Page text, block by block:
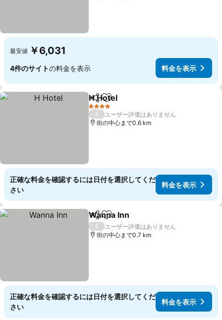
最安値 ￥6,031
4件のサイトの料金を表示 料金を表示
シェアお気に入りに追加
H Hotel
4 ホテルのランク
/
ユーザー評価はありません
街の中心まで0.6 km
正確な料金を確認するには日付を選択してくだ
さい
料金を表示
シェアお気に入りに追加
Wanna Inn
/
ユーザー評価はありません
街の中心まで0.7 km
正確な料金を確認するには日付を選択してくだ
さい
料金を表示